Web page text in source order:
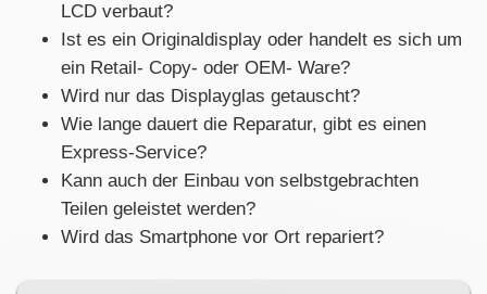
LCD verbaut?
Ist es ein Originaldisplay oder handelt es sich um
ein Retail- Copy- oder OEM- Ware?
Wird nur das Displayglas getauscht?
Wie lange dauert die Reparatur, gibt es einen
Express-Service?
Kann auch der Einbau von selbstgebrachten
Teilen geleistet werden?
Wird das Smartphone vor Ort repariert?